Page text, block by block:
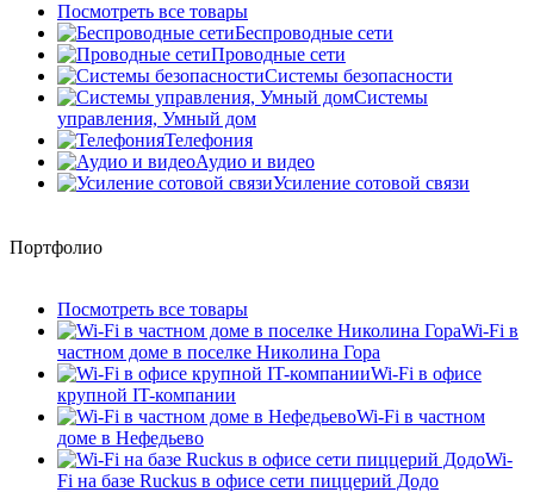
Посмотреть все товары
Беспроводные сети
Проводные сети
Системы безопасности
Системы
управления, Умный дом
Телефония
Аудио и видео
Усиление сотовой связи
Портфолио
Посмотреть все товары
Wi-Fi в
частном доме в поселке Николина Гора
Wi-Fi в офисе
крупной IT-компании
Wi-Fi в частном
доме в Нефедьево
Wi-
Fi на базе Ruckus в офисе сети пиццерий Додо